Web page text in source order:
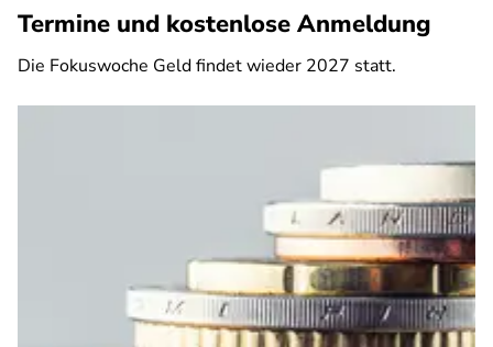
Termine und kostenlose Anmeldung
Die Fokuswoche Geld findet wieder 2027 statt.